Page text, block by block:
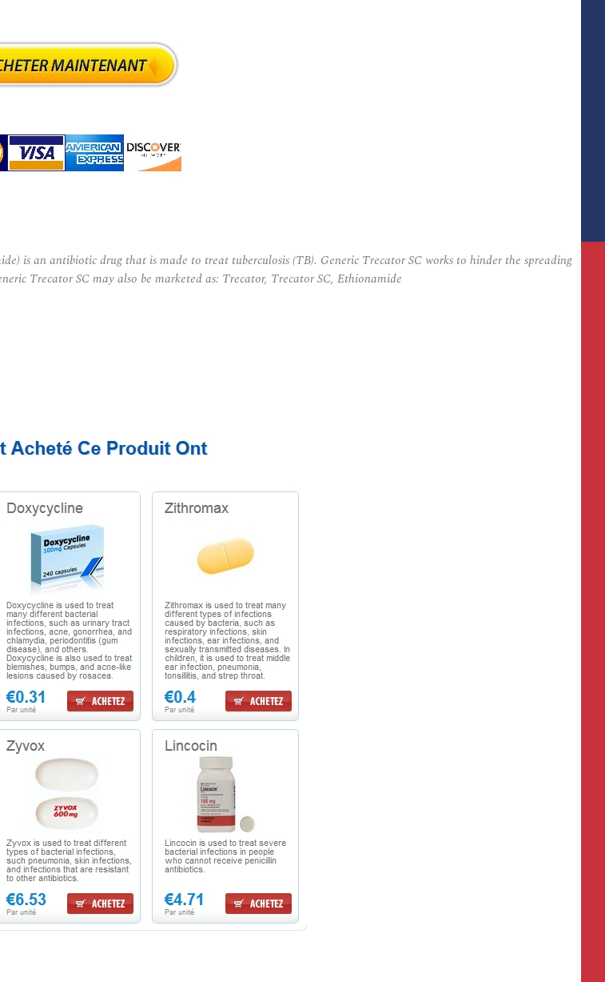
is an antibiotic drug that is made to treat tuberculosis (TB). Generic Trecator SC works to hinder the spreading
Trecator SC may also be marketed as: Trecator, Trecator SC, Ethionamide